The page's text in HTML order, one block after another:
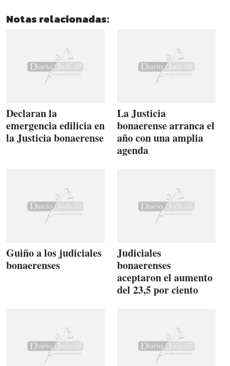
Notas relacionadas:
Declaran la
emergencia edilicia en
la Justicia bonaerense
La Justicia
bonaerense arranca el
año con una amplia
agenda
Guiño a los judiciales
bonaerenses
Judiciales
bonaerenses
aceptaron el aumento
del 23,5 por ciento